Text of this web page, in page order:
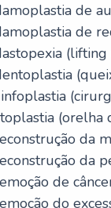
de
de
(lifting
(orelha
da
da
de
do